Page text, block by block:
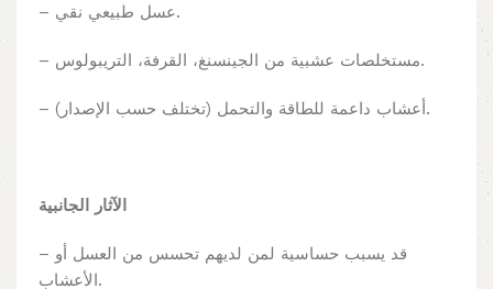
– عسل طبيعي نقي.
– ⁠مستخلصات عشبية من الجينسنغ، القرفة، التريبولوس.
– ⁠أعشاب داعمة للطاقة والتحمل (تختلف حسب الإصدار).
الآثار الجانبية
– قد يسبب حساسية لمن لديهم تحسس من العسل أو
الأعشاب.